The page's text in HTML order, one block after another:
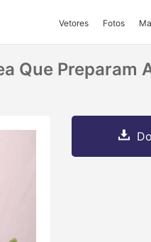
Vetores Fotos
Que Preparam